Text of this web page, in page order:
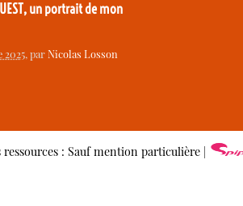
un portrait de mon
2025, parNicolas Losson
: Sauf mention particulière |